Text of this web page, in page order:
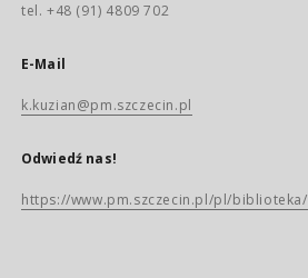
tel. +48 (91) 4809 702
E-Mail
k.kuzian@pm.szczecin.pl
Odwiedź nas!
https://www.pm.szczecin.pl/pl/biblioteka/